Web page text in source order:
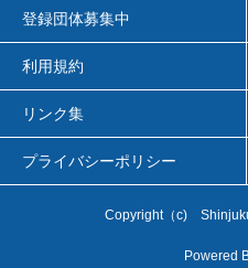
登録団体募集中
利用規約
リンク集
プライバシーポリシー
Copyright（c)
Powered